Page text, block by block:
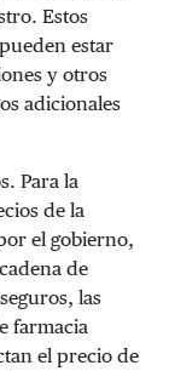
Estos
estar
y otros
adicionales
Para la
de la
el gobierno,
de
las
farmacia
el precio de